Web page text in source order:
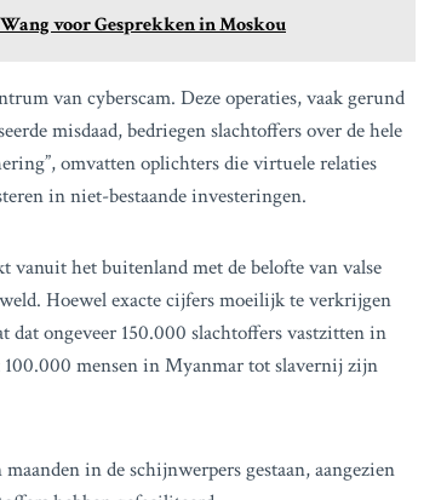
voor Gesprekken in Moskou
van cyberscam. Deze operaties, vaak gerund
misdaad, bedriegen slachtoffers over de hele
omvatten oplichters die virtuele relaties
in niet-bestaande investeringen.
vanuit het buitenland met de belofte van valse
Hoewel exacte cijfers moeilijk te verkrijgen
dat ongeveer 150.000 slachtoffers vastzitten in
mensen in Myanmar tot slavernij zijn
in de schijnwerpers gestaan, aangezien